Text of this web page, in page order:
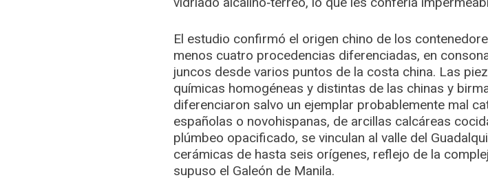
El estudio confirmó el origen chino de los
menos cuatro procedencias diferenciadas, en
juncos desde varios puntos de la costa china. Las
químicas homogéneas y distintas de las chinas y
diferenciaron salvo un ejemplar probablemente mal
españolas o novohispanas, de arcillas calcáreas
plúmbeo opacificado, se vinculan al valle del
cerámicas de hasta seis orígenes, reflejo de la
supuso el Galeón de Manila.